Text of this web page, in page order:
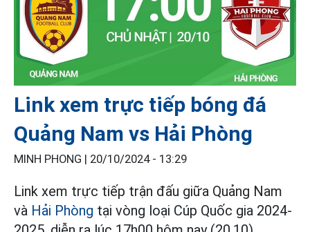
Link xem trực tiếp bóng đá
Quảng Nam vs Hải Phòng
MINH PHONG | 20/10/2024 - 13:29
Link xem trực tiếp trận đấu giữa Quảng Nam
và Hải Phòng tại vòng loại Cúp Quốc gia 2024-